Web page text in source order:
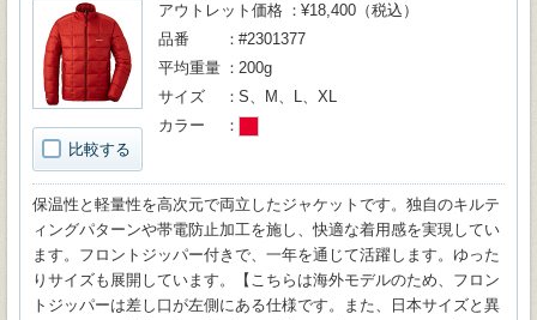
比較する
アウトレット価格
¥18,400（税込）
品番
#2301377
平均重量
200g
サイズ
S、M、L、XL
カラー
保温性と軽量性を高次元で両立したジャケットです。独自のキルテ
ィングパターンや帯電防止加工を施し、快適な着用感を実現してい
ます。フロントジッパー付きで、一年を通じて活躍します。ゆった
りサイズも展開しています。【こちらは海外モデルのため、フロン
トジッパーは差し口が左側にある仕様です。また、日本サイズと異